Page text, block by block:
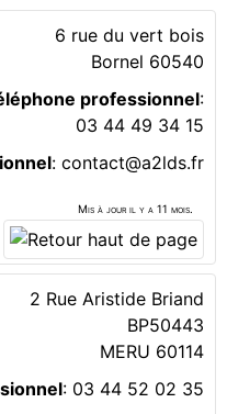
6 rue du vert bois
Bornel 60540
professionnel:
03 44 49 34 15
: contact@a2lds.fr
Mis à jour il y a 11 mois.
2 Rue Aristide Briand
BP50443
MERU 60114
: 03 44 52 02 35